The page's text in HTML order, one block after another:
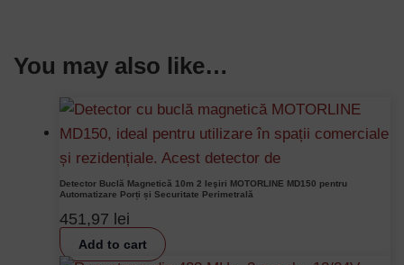
You may also like…
Detector Buclă Magnetică 10m 2 Ieşiri MOTORLINE MD150 pentru
Automatizare Porți și Securitate Perimetrală
451,97 lei
Add to cart